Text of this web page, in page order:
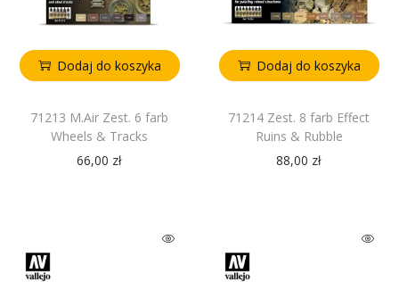
Dodaj do koszyka
71213 M.Air Zest. 6 farb
Wheels & Tracks
66,00 zł
Dodaj do koszyka
71214 Zest. 8 farb Effect
Ruins & Rubble
88,00 zł